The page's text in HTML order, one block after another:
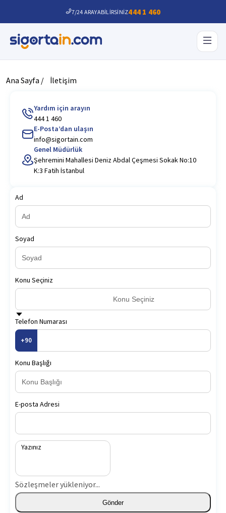
7/24 ARAYABİLİRSİNİZ444 1 460
Ana Sayfa / İletişim
Yardım için arayın
444 1 460
E-Posta’dan ulaşın
info@sigortain.com
Genel Müdürlük
Şehremini Mahallesi Deniz Abdal Çeşmesi Sokak No:10
K:3 Fatih İstanbul
Ad
Soyad
Konu Seçiniz
Konu Seçiniz
Telefon Numarası
+90
Konu Başlığı
E-posta Adresi
Yazınız
Sözleşmeler yükleniyor...
Gönder